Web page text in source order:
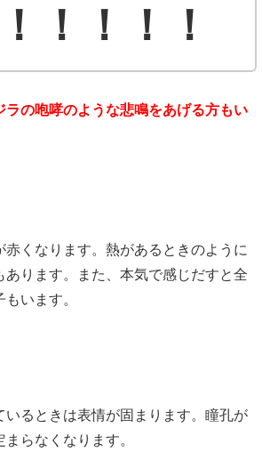
！！！！
ラの咆哮のような悲鳴をあげる方もい
赤くなります。熱があるときのように
あります。また、本気で感じだすと全
います。
いるときは表情が固まります。瞳孔が
らなくなります。